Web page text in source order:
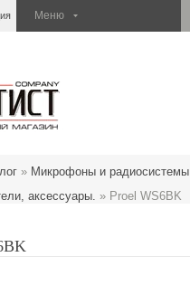
» Микрофоны и радиосистемы
аксессуары. » Proel WS6BK